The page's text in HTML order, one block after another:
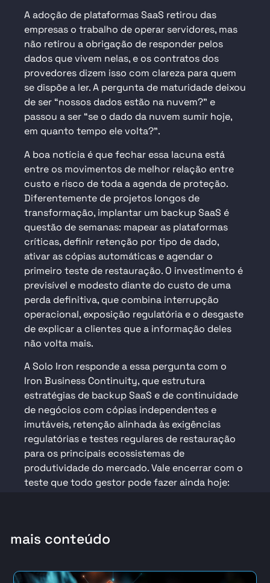
A adoção de plataformas SaaS retirou das
empresas o trabalho de operar servidores, mas
não retirou a obrigação de responder pelos
dados que vivem nelas, e os contratos dos
provedores dizem isso com clareza para quem
se dispõe a ler. A pergunta de maturidade deixou
de ser “nossos dados estão na nuvem?” e
passou a ser “se o dado da nuvem sumir hoje,
em quanto tempo ele volta?”.
A boa notícia é que fechar essa lacuna está
entre os movimentos de melhor relação entre
custo e risco de toda a agenda de proteção.
Diferentemente de projetos longos de
transformação, implantar um backup SaaS é
questão de semanas: mapear as plataformas
críticas, definir retenção por tipo de dado,
ativar as cópias automáticas e agendar o
primeiro teste de restauração. O investimento é
previsível e modesto diante do custo de uma
perda definitiva, que combina interrupção
operacional, exposição regulatória e o desgaste
de explicar a clientes que a informação deles
não volta mais.
A Solo Iron responde a essa pergunta com o
Iron Business Continuity, que estrutura
estratégias de backup SaaS e de continuidade
de negócios com cópias independentes e
imutáveis, retenção alinhada às exigências
regulatórias e testes regulares de restauração
para os principais ecossistemas de
produtividade do mercado. Vale encerrar com o
teste que todo gestor pode fazer ainda hoje:
qualquer política escrita.
mais conteúdo